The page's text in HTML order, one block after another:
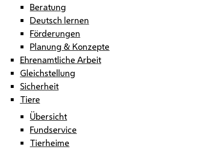
Beratung
Deutsch lernen
Förderungen
Planung & Konzepte
Ehrenamtliche Arbeit
Gleichstellung
Sicherheit
Tiere
Übersicht
Fundservice
Tierheime